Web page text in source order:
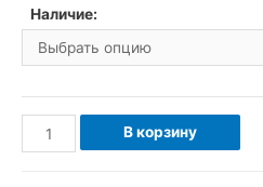
Наличие:
Количество
товара
В корзину